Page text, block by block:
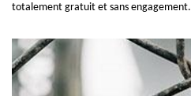
totalement gratuit et sans engagement.